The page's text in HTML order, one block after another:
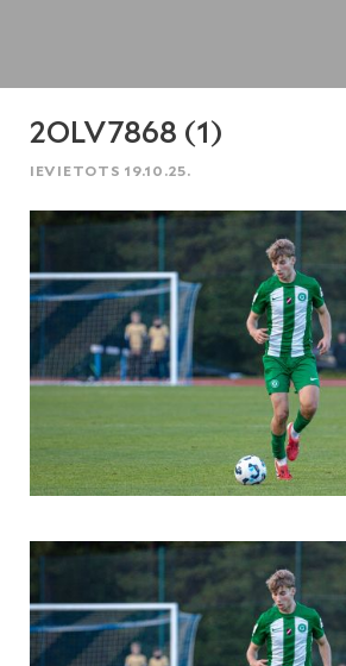
2OLV7868 (1)
IEVIETOTS 19.10.25.